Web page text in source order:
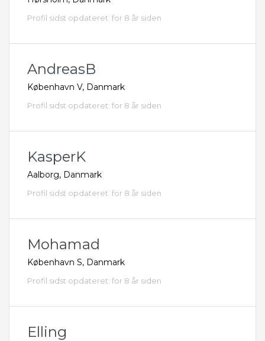
Profil sidst opdateret: for 8 år siden
AndreasB
København V, Danmark
Profil sidst opdateret: for 8 år siden
KasperK
Aalborg, Danmark
Profil sidst opdateret: for 8 år siden
Mohamad
København S, Danmark
Profil sidst opdateret: for 8 år siden
Elling